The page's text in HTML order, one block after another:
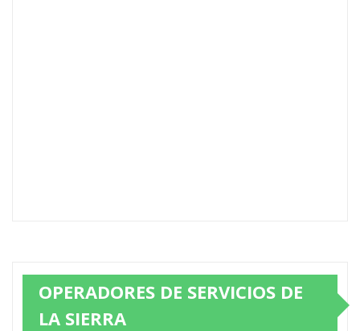
OPERADORES DE SERVICIOS DE
LA SIERRA